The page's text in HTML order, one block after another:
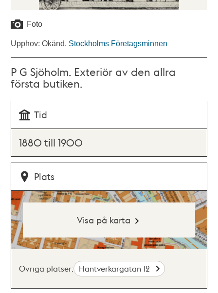
Foto
Upphov: Okänd. Stockholms Företagsminnen
P G Sjöholm. Exteriör av den allra
första butiken.
Tid
1880 till 1900
Plats
Visa på karta
Övriga platser: Hantverkargatan 12